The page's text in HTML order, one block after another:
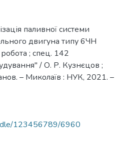
паливної системи
двигуна типу 6ЧН
; спец. 142
/ О. Р. Кузнєцов ;
– Миколаїв : НУК, 2021. –
123456789/6960